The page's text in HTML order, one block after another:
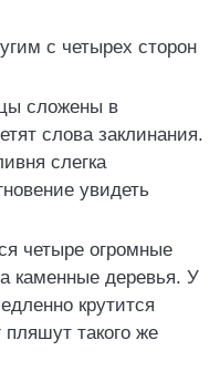
с четырех сторон
сложены в
слова заклинания.
слегка
увидеть
четыре огромные
каменные деревья. У
крутится
пляшут такого же